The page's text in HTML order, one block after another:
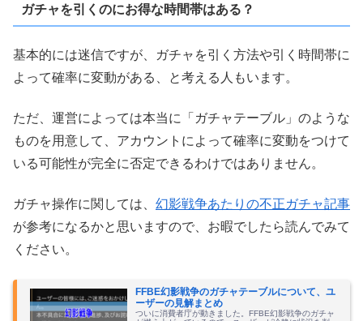
ガチャを引くのにお得な時間帯はある？
基本的には迷信ですが、ガチャを引く方法や引く時間帯に
よって確率に変動がある、と考える人もいます。
ただ、運営によっては本当に「ガチャテーブル」のような
ものを用意して、アカウントによって確率に変動をつけて
いる可能性が完全に否定できるわけではありません。
ガチャ操作に関しては、 幻影戦争あたりの不正ガチャ記事
が参考になるかと思いますので、お暇でしたら読んでみて
ください。
FFBE幻影戦争のガチャテーブルについて、ユ
ーザーの見解まとめ
ついに消費者庁が動きました。FFBE幻影戦争のガチャ